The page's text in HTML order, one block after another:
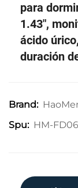
para
1.43",
ácido
duración
Brand:
Spu: HM-FD06